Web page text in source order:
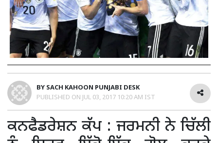
BY SACH KAHOON PUNJABI DESK
PUBLISHED ON JUL 03, 2017 10:20 AM IST
ਕਨਫੈਡਰੇਸ਼ਨ ਕੱਪ : ਜਰਮਨੀ ਨੇ ਚਿੱਲੀ